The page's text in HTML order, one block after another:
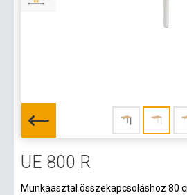
UE 800 R
Munkaasztal összekapcsoláshoz 80